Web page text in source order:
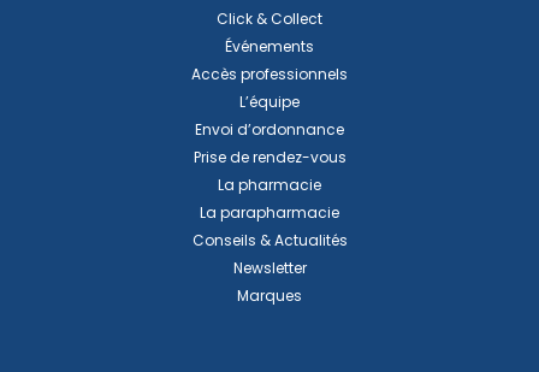
Click & Collect
Événements
Accès professionnels
L’équipe
Envoi d’ordonnance
Prise de rendez-vous
La pharmacie
La parapharmacie
Conseils & Actualités
Newsletter
Marques